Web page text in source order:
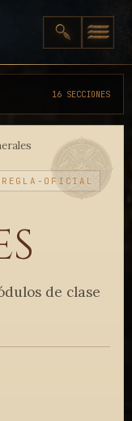
16 SECCIONES
REGLA-OFICIAL
de clase